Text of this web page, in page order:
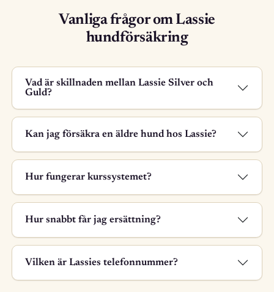
Vanliga frågor om Lassie
hundförsäkring
Vad är skillnaden mellan Lassie Silver och
Guld?
Kan jag försäkra en äldre hund hos Lassie?
Hur fungerar kurssystemet?
Hur snabbt får jag ersättning?
Vilken är Lassies telefonnummer?